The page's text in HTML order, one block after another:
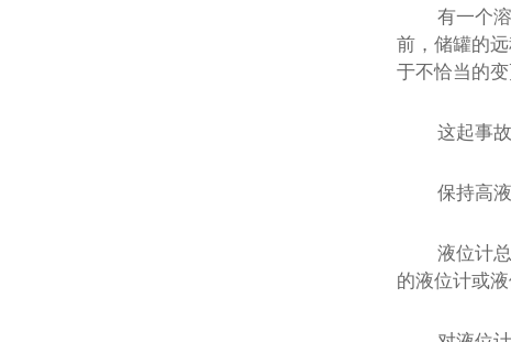
有一个
前，储罐的
于不恰当的变
这起事
保持高
液位计
的液位计或液